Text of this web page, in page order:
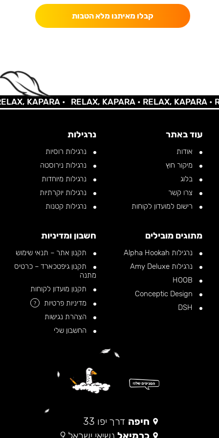
קבלו מאיתנו מלא הטבות
KAPARA • RELAX, KAPARA •RELAX, KAPARA •
עוד באתר
אודות
מיקור חוץ
בלוג
צרו קשר
רישום למועדון לקוחות
נרגילות
נרגילות רוסיות
נרגילות נירוסטה
נרגילות מיוחדות
נרגילות יוקרתיות
נרגילות קטנות
מתוגים מובילים
נרגילות Alpha Hookah
נרגילות Amy Deluxe
חשבון ומדיניות
תקנון אתר – תנאי שימוש
תקנון גיפטכארד – כרטיס
מתנה
תקנון מועדון לקוחות
מדיניות פרטיות
?
הצהרת נגישות
החשבון שלי
חיפה דרך יפו 33
כרמיאל נשיאי ישראל 9